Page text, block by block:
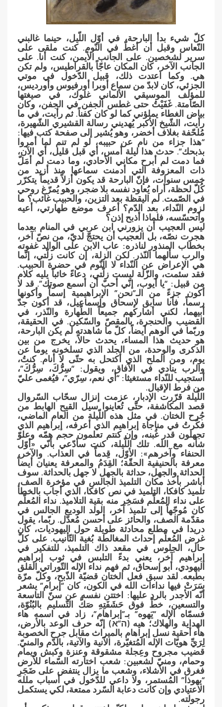
كلّ شيء بدأ البارحة، في أوّل اللّيل، حينما غالبني
النّعاس وقبل أن أغطّ في النّوم. كنت ملقى على
سرير لشخصين. على الجانب الأيمن، كنت أنا. على
الجانب الآخر، كان المكان عاجّاً بالقراطيس، ولم تكن
هي. وكما اعتدت ذلك، قبيل الدّخول في موتي
الجزئي، كان لابدّ من سماع أوبرا أورفيوس وأورديس،
للمؤلف الموسيقي الألماني غلوك، في صيغتها
الصّامتة. غَفَيْتُ حتى غطس الجفن في الجفن، وكان
بياض الغطاء يملؤني كما لو كان كفناً. ثم رأيت، في ما
رأيت، الشّيخ الأكبر يُهديني رسالة القشيري الشّهيرة،
مُلحّفة بغلاف أخضر، وهو يُشير إلى صفحة كتب فيها:
“هذا جزاء من نام عن حبيبه، لو لم تنم لما أمروا
بذبحك”. حدث هذا ليلة أمس، أي قبل قليل، أي الآن،
فما دمت لم أبرح مكاني الأحادي، وما دمت لم أمَلّ
ذات المعزوفة التي أدمنت سماعها منذ أزيد من
خمس سنوات، فإنّ البارحة قد يكون أزلاً قديماً يتكرّر
كُلّ لحظة، أراه يُعاود نفسه بلا ضجر، وهو يُمرّغ روحي
في الصّمت. لم اليقظة بعد التزين، والحبيب غائب؟ ما
لزوم النّداء، بعد الدّم؟ أعرف موضع طهارتي، أعيه
وأتحسّسه، فلماذا أذبح إذن؟
ليس العجيب أن يزورني ابن عربي في المنام بعدما
هجرت نصّه، بل العجيب أن يحتجّ لديّ، من نصّ آخر،
بخطاب المنذور لناذره: عاب الابن على الوالد غفوته
والرب سألهما النّذر. لكن الزلة، إن كانت زلّتي، إنّما
هي الإعراض عن النّداء لا النّوم في حضرة الحبيب.
فقد سئمت، والزّلة ليست زلّتي، دعاءً خائباً يليه كلام
من قبيل: “يا أيوب، إنّي أحبّ أن أسمع صوتك”. قد لا
أكون جزءً من الـ”نحن” الإبراهيمية إسماً وأكونها
رسماً، فأنا سابق لإسحاق وإسماعيل، قد أكون جدّ
أبيهما، لكني أشاركهم جميعاً الطّهارة والنّذر، في
القضيب والحنجرة، بالمقصّ والسّكين. في الحقيقة،
وربّما في الوهم أيضاً، كلّ ما شاهدته لم يكن البارحة،
هو حديث هذا المساء، يحدث حالاً، يخرج من بين
الذكرى والوحدة، من الجلد الذي تسلخونه يوما عن
يوم، ومن الملح الذي أكتحل به حتّى لا أنام. كنتُ،
والرب ينادي في الآفاق، ويقول: “سِرُّكَ، سِرُّكَ”،
أستجيب للنّداء مستغيثا: “أي نعم، سِرّي”، فيُغمى عليّ
من فرط الإقبال.
اللّيلة قرّرت الإدبار، عزمت إنزال سحّاب السّروال
قصد المكاشفة، حتّى تُعاينوا سيل القيح الهابط من
جُرح الختان. في مثل هذه اللّيلة من العام الماضي،
فكّرتُ في مناجاة إبراهيم الذي أعرفه، إبراهيم الذي
تجهلون قدر غُبنه، وإن كنتم تعلمون حجم همّه وعلوّ
شأنه مع الله. تلك اللّيلة، كنت سأدّعي بأنّي «أوّل
الحنفاء وآخرهم»: الأوّل، قِدماً في العذاب. والآخر،
معرفة بالحنيفية الحقّة؛ القِدَمُ والمعرفة يعنيان أيضاً
الحداثة والجهل، حداثة بالجهل لا جهل بالحداثة. سوف
أباشر بأخذ مكان التلميذ الجالس في مؤخرة الصف،
تلميذ كافكا، التلميذ في نص كافكا، الذي أجاب بالخطأ
على نداء المُعلّم فسَخِر منه بقية التلاميذ. نداء المُعلّم
كان مُوجّهاً إلى تلميذ آخر، الولد الوديع الجالس في
مقدّمة الصف، والحائز على أحسن مُعدّل. ربّما، يقول
دريدا في مطلع محادثة طويلة حول اليهوديات، كان
غرض المُعلّم إحداث المغالطة بُغية التّأنيب. على كلّ
حال، الجلوس في مقعد ذاك التلميذ، للتفكير في
إبراهيم آخر، يعني بدءً التلبس في ثوب إبراهيم
اليهودي، أبو إسحاق، ثم فهم نداء الإله التّوراتي القلق
بطبعه. لقد سبق فعل الختان قضيّة الذّبح، وكلّ مرّة
سَرَتْ فيها نداءات الله في الكون، كان “إبرام” يشعر
أنّه الأجدر بالرد عليها: اختتن نفسه عن سنّ التاسعة
والتسعين، خطّ فوق حَشَفَتِهِ صَكَّ التّسليم بالبُنُوّة،
فسمّاه الإله “يَهوه” بـ”إبراهام”، زاد في اسمه هاء
الهداية والهلاك؛ هيه (ה”א) إنّه حرف الوعد بالأرض،
هاء أحقية نسل إبراهام بالميراث مقابل جرح الخصوبة
لِرَيِّ هويّات الإله المُتغيّرة، الآنية والآتية، بالدّم والمنيّ.
قضيب مجروح وعِجلة مشقوقة وعنزة وكبش ويمام
وحمام، ومنيّ لشعبين: شعب اختارته السّماء للأرض
فغرق في الأشلاء، وشعب ما يزال ينتفض على ضَجَرِ
“يهوذا” المُستمر، ولا داعي للدّخول في أسباب ملله
الاعتيادي وإن كانت دعابة السّرد ممتعة، لكي يستكمل
رجولته.